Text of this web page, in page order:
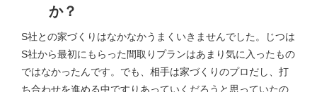
か？
S社との家づくりはなかなかうまくいきませんでした。じつは
S社から最初にもらった間取りプランはあまり気に入ったもの
ではなかったんです。でも、相手は家づくりのプロだし、打
ち合わせを進める中ですりあっていくだろうと思っていたの